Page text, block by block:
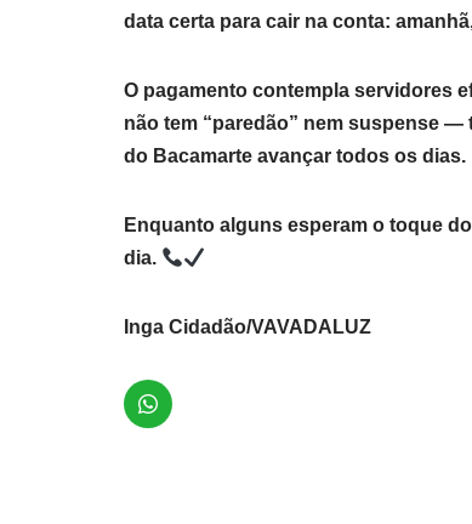
data certa para cair na conta:
O pagamento contempla servidores
não tem “paredão” nem suspense
do Bacamarte avançar todos os dias.
Enquanto alguns esperam o toque
dia.
Inga Cidadão/VAVADALUZ